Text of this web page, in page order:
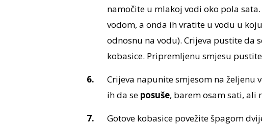
namočite u mlakoj vodi oko pola
vodom, a onda ih vratite u vodu u
odnosnu na vodu). Crijeva pustite da
kobasice. Pripremljenu smjesu
Crijeva napunite smjesom na željenu
ih da se posuše, barem osam sati, ali
Gotove kobasice povežite špagom